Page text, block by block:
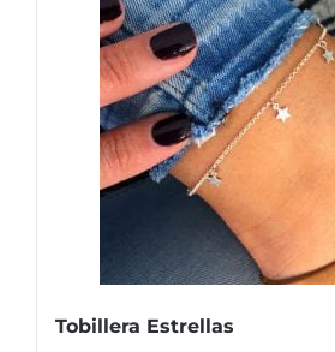
Tobillera Estrellas